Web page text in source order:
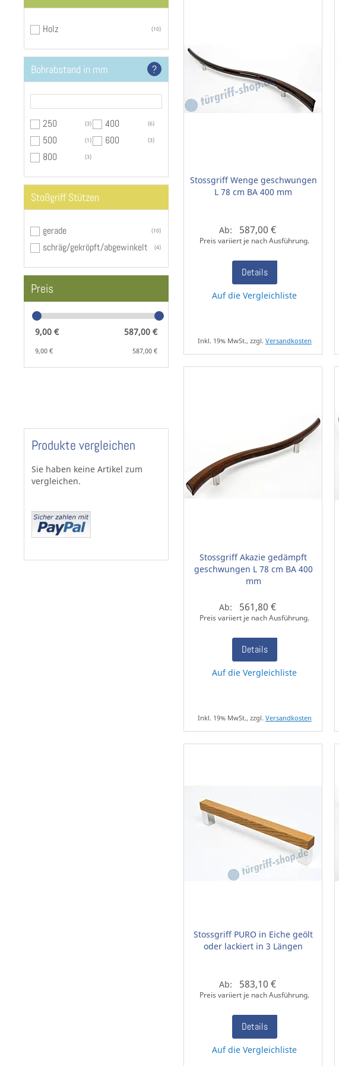
Stossgriff Wenge geschwungen
L 78 cm BA 400 mm
Ab: 587,00 €
Preis variiert je nach Ausführung.
Details
Auf die Vergleichliste
Inkl. 19% MwSt., zzgl. Versandkosten
Stossgriff Akazie gedämpft
geschwungen L 78 cm BA 400
mm
Ab: 561,80 €
Preis variiert je nach Ausführung.
Details
Auf die Vergleichliste
Inkl. 19% MwSt., zzgl. Versandkosten
Stossgriff PURO in Eiche geölt
oder lackiert in 3 Längen
Ab: 583,10 €
Preis variiert je nach Ausführung.
Details
Auf die Vergleichliste
Holz 10
Bohrabstand in mm ?
250 3 400 6
500 1 600 3
800 3
Stoßgriff Stützen
gerade 10
schräg/gekröpft/abgewinkelt 4
Preis
9,00 € 587,00 €
587,00 €
9,00 €
Produkte vergleichen
Sie haben keine Artikel zum
vergleichen.